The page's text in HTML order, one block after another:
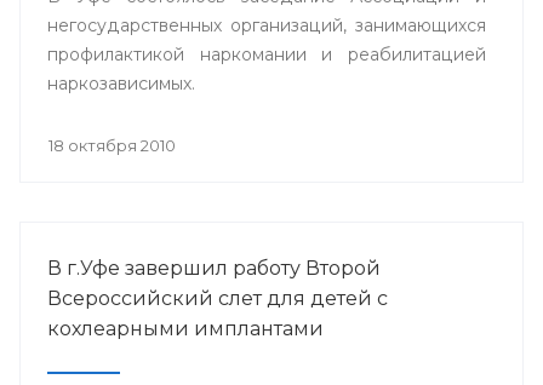
негосударственных организаций, занимающихся
профилактикой наркомании и реабилитацией
наркозависимых.
18 октября 2010
В г.Уфе завершил работу Второй
Всероссийский слет для детей с
кохлеарными имплантами